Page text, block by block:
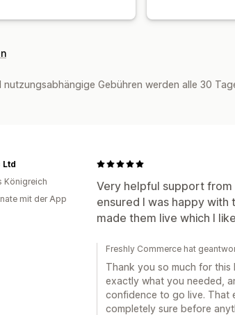
Gebühren werden alle 30
Very helpful support
ensured I was happy
made them live which I
Ltd
Königreich
mit der App
Freshly Commerce hat
Thank you so much for this
exactly what you needed,
confidence to go live. That
completely sure before